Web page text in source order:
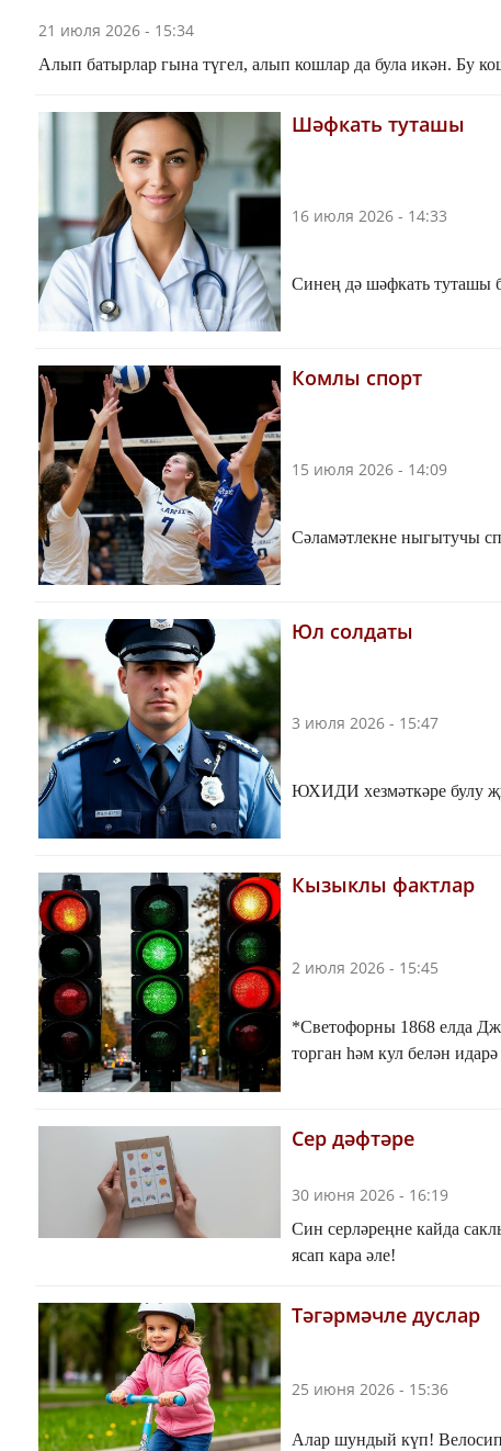
21 июля 2026 - 15:34
Алып батырлар гына түгел, алып кошлар да була икән. Бу
Шәфкать туташы
16 июля 2026 - 14:33
Синең дә шәфкать туташы
Комлы спорт
15 июля 2026 - 14:09
Сәламәтлекне ныгытучы
Юл солдаты
3 июля 2026 - 15:47
ЮХИДИ хезмәткәре булу
Кызыклы фактлар
2 июля 2026 - 15:45
*Светофорны 1868 елда
торган һәм кул белән идарә
Сер дәфтәре
30 июня 2026 - 16:19
Син серләреңне кайда
ясап кара әле!
Тәгәрмәчле дуслар
25 июня 2026 - 15:36
Алар шундый күп!